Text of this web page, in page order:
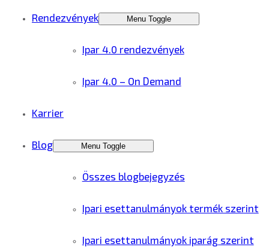
Rendezvények Menu Toggle
Ipar 4.0 rendezvények
Ipar 4.0 – On Demand
Karrier
Blog Menu Toggle
Összes blogbejegyzés
Ipari esettanulmányok termék szerint
Ipari esettanulmányok iparág szerint